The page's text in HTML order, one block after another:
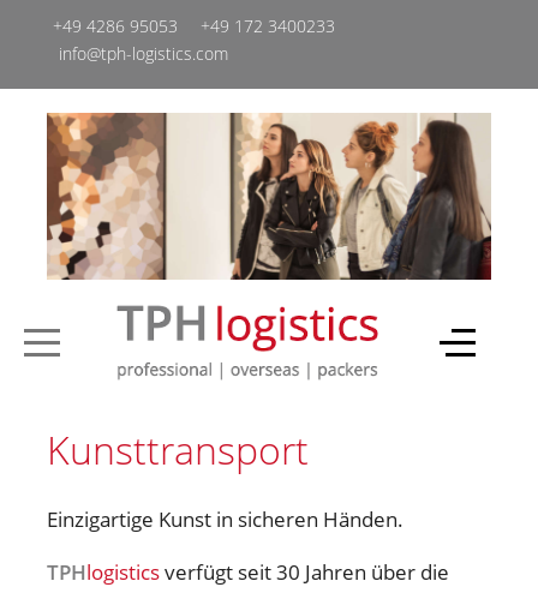
+49 4286 95053
+49 ‭172 3400233‬
info@tph-logistics.com
Kunsttransport
Einzigartige Kunst in sicheren Händen.
TPHlogisticsverfügt seit 30 Jahren über die